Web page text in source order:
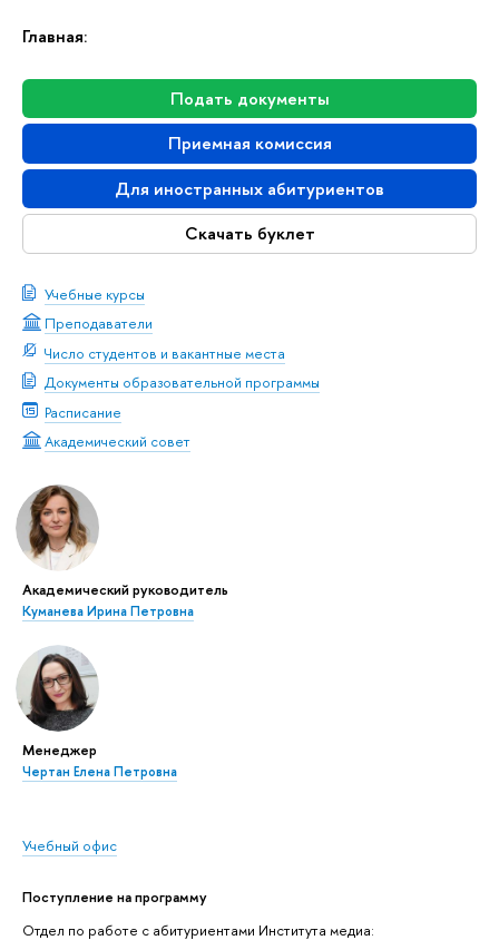
Главная:
Подать документы
Приемная комиссия
Для иностранных абитуриентов
Скачать буклет
Учебные курсы
Преподаватели
Число студентов и вакантные места
Документы образовательной программы
Расписание
Академический совет
Академический руководитель
Куманева Ирина Петровна
Менеджер
Чертан Елена Петровна
Учебный офис
Поступление на программу
Отдел по работе с абитуриентами Института медиа: